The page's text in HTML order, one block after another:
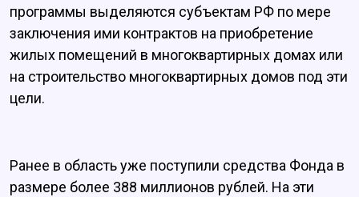
программы выделяются субъектам РФ по мере
заключения ими контрактов на приобретение
жилых помещений в многоквартирных домах или
на строительство многоквартирных домов под эти
цели.
Ранее в область уже поступили средства Фонда в
размере более 388 миллионов рублей. На эти